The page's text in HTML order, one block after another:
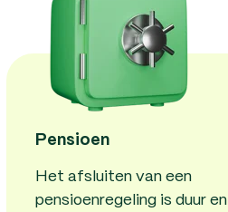
Pensioen
Het afsluiten van een
pensioenregeling is duur en